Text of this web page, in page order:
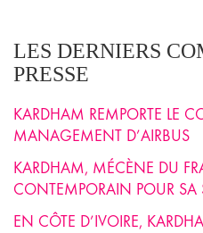
LES DERNIERS
PRESSE
KARDHAM REMPORTE LE
MANAGEMENT D’AIRBUS
KARDHAM, MÉCÈNE DU
CONTEMPORAIN POUR
EN CÔTE D’IVOIRE,